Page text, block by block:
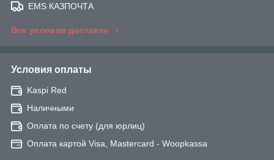
EMS КАЗПОЧТА
Все условия доставки
Условия оплаты
Kaspi Red
Наличными
Оплата по счету (для юрлиц)
Оплата картой Visa, Mastercard - Woopkassa